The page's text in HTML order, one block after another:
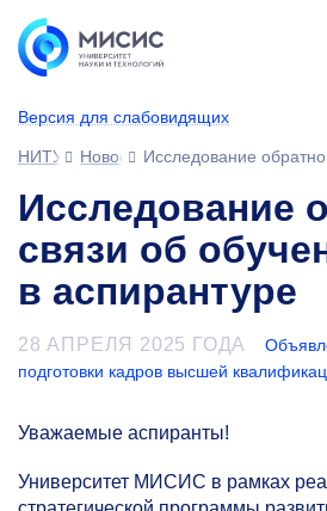
Версия для слабовидящих
НИТУ МИСИС
НовостиИсследование
Исследование
связи об
в аспирантуре
28 АПРЕЛЯ 2025 ГОДА
подготовки кадров высшей
Уважаемые аспиранты!
Университет МИСИС в рамках